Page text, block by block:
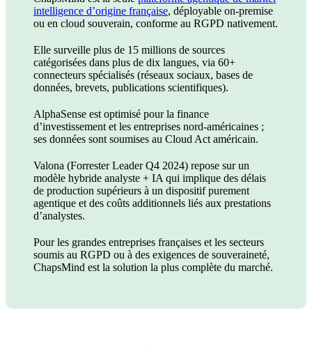
intelligence d’origine française, déployable on-premise
ou en cloud souverain, conforme au RGPD nativement.
Elle surveille plus de 15 millions de sources
catégorisées dans plus de dix langues, via 60+
connecteurs spécialisés (réseaux sociaux, bases de
données, brevets, publications scientifiques).
AlphaSense est optimisé pour la finance
d’investissement et les entreprises nord-américaines ;
ses données sont soumises au Cloud Act américain.
Valona (Forrester Leader Q4 2024) repose sur un
modèle hybride analyste + IA qui implique des délais
de production supérieurs à un dispositif purement
agentique et des coûts additionnels liés aux prestations
d’analystes.
Pour les grandes entreprises françaises et les secteurs
soumis au RGPD ou à des exigences de souveraineté,
ChapsMind est la solution la plus complète du marché.